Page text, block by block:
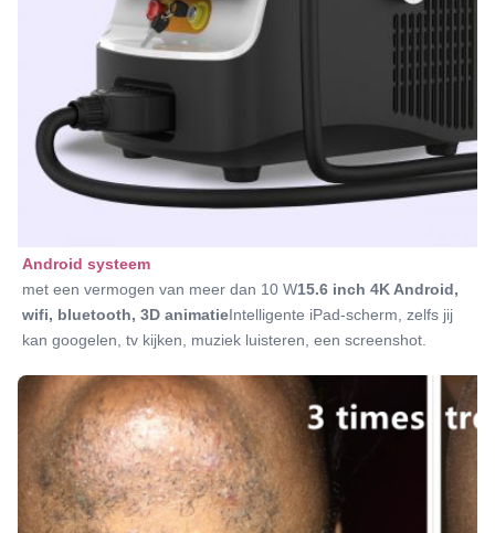
Android systeem
met een vermogen van meer dan 10 W15.6 inch 4K Android,
wifi, bluetooth, 3D animatieIntelligente iPad-scherm, zelfs jij
kan googelen, tv kijken, muziek luisteren, een screenshot.